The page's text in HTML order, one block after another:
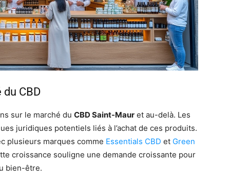
CBD
sur le marché du CBD Saint-Maur et au-delà. Les
juridiques potentiels liés à l’achat de ces produits.
plusieurs marques comme Essentials CBD et Green
croissance souligne une demande croissante pour
bien-être.